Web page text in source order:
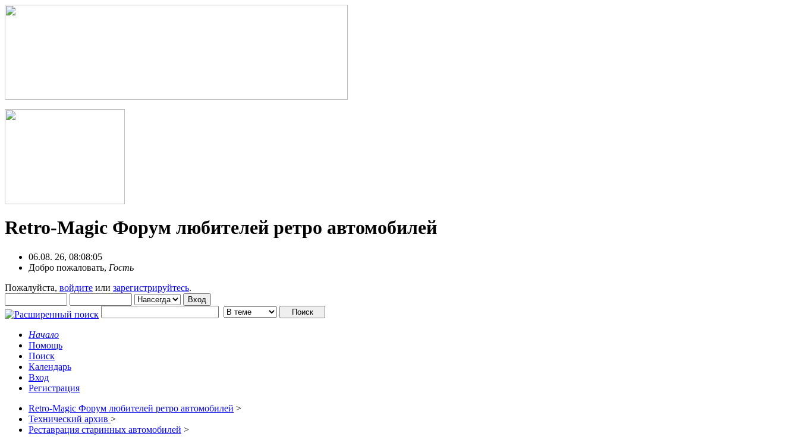
Retro-Magic Форум любителей ретро автомобилей
06.08. 26, 08:08:05
Добро пожаловать, Гость
Пожалуйста, войдите или зарегистрируйтесь.
Начало
Помощь
Поиск
Календарь
Вход
Регистрация
Retro-Magic Форум любителей ретро автомобилей >
Технический архив >
Реставрация старинных автомобилей >